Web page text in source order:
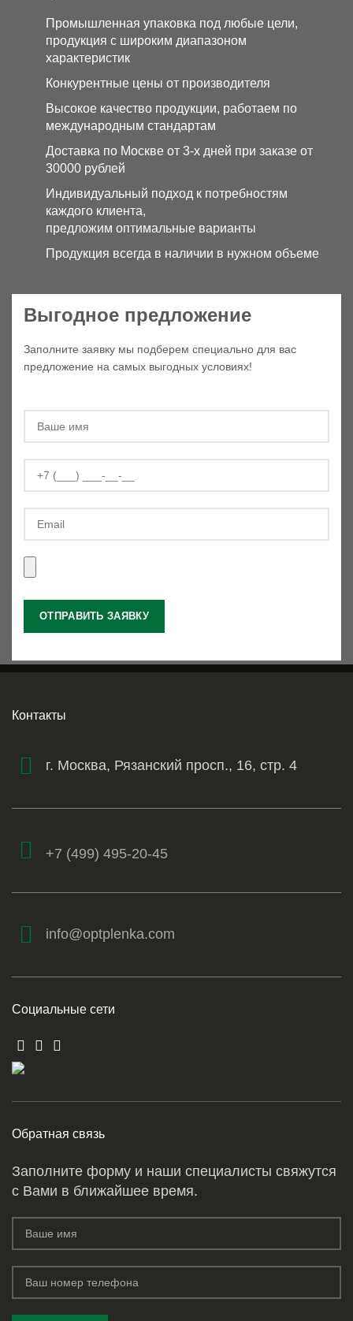
Промышленная упаковка под любые цели,
продукция с широким диапазоном
характеристик
Конкурентные цены от производителя
Высокое качество продукции, работаем по
международным стандартам
Доставка по Москве от 3-х дней при заказе от
30000 рублей
Индивидуальный подход к потребностям
каждого клиента,
предложим оптимальные варианты
Продукция всегда в наличии в нужном объеме
Выгодное предложение
Заполните заявку мы подберем специально для вас
предложение на самых выгодных условиях!
Контакты
г. Москва, Рязанский просп., 16, стр. 4
+7 (499) 495-20-45
info@optplenka.com
Социальные сети
Обратная связь
Заполните форму и наши специалисты свяжутся
с Вами в ближайшее время.